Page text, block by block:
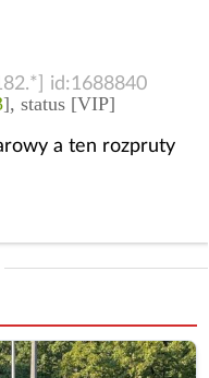
id:1688840
], status [VIP]
a ten rozpruty